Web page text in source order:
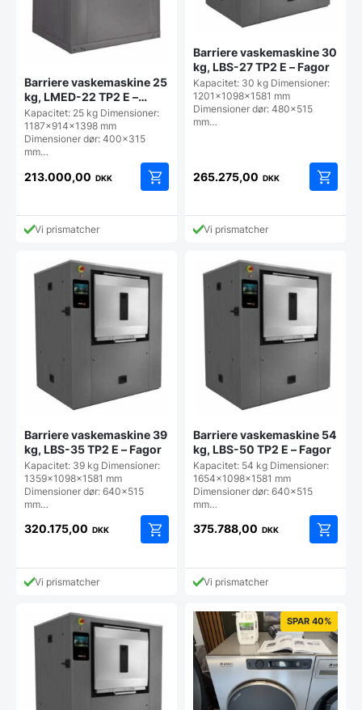
Barriere vaskemaskine 25
kg, LMED-22 TP2 E –
Fagor
Kapacitet: 25 kg Dimensioner:
1187x914x1398 mm
Dimensioner dør: 400x315
mm…
213.000,00 DKK
Vi prismatcher
Barriere vaskemaskine 30
kg, LBS-27 TP2 E – Fagor
Kapacitet: 30 kg Dimensioner:
1201x1098x1581 mm
Dimensioner dør: 480x515
mm…
265.275,00 DKK
Vi prismatcher
Barriere vaskemaskine 39
kg, LBS-35 TP2 E – Fagor
Kapacitet: 39 kg Dimensioner:
1359x1098x1581 mm
Dimensioner dør: 640x515
mm…
320.175,00 DKK
Vi prismatcher
Barriere vaskemaskine 54
kg, LBS-50 TP2 E – Fagor
Kapacitet: 54 kg Dimensioner:
1654x1098x1581 mm
Dimensioner dør: 640x515
mm…
375.788,00 DKK
Vi prismatcher
SPAR 40%